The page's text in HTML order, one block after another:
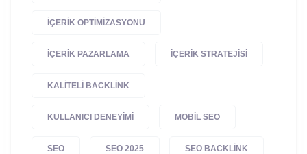
IÇERIK OPTIMIZASYONU
IÇERIK PAZARLAMA IÇERIK STRATEJISI
KALITELI BACKLINK
KULLANICI DENEYIMI MOBIL SEO
SEO SEO 2025 SEO BACKLINK